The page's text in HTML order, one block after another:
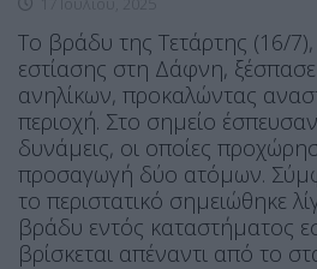
Το βράδυ της Τετάρτης (16/
εστίασης στη Δάφνη,
ανηλίκων, προκαλώντας
περιοχή. Στο σημείο
δυνάμεις, οι οποίες
προσαγωγή δύο ατόμων.
το περιστατικό σημειώθηκε
βράδυ εντός καταστήματος
βρίσκεται απέναντι από το